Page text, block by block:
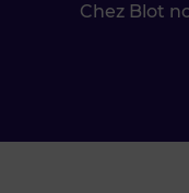
Chez Blot